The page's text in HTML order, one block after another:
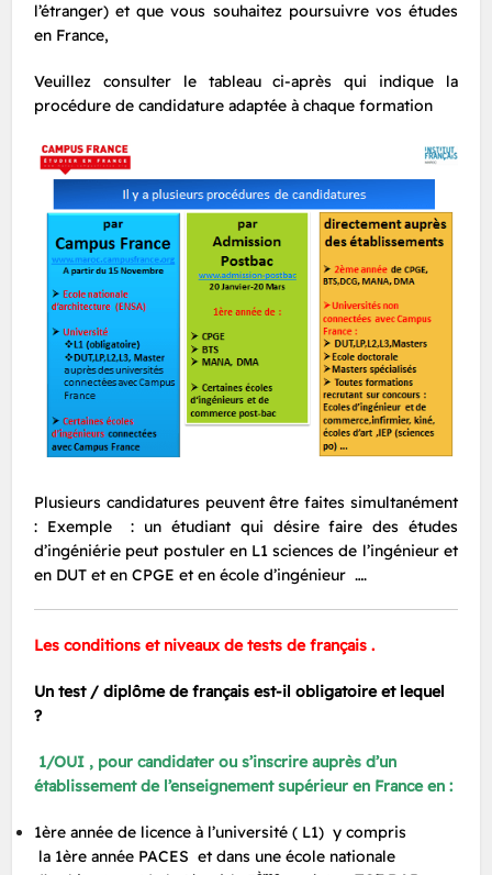
l’étranger) et que vous souhaitez poursuivre vos études
en France,
Veuillez consulter le tableau ci-après qui indique la
procédure de candidature adaptée à chaque formation
Plusieurs candidatures peuvent être faites simultanément
: Exemple : un étudiant qui désire faire des études
d’ingéniérie peut postuler en L1 sciences de l’ingénieur et
en DUT et en CPGE et en école d’ingénieur ….
Les conditions et niveaux de tests de français .
Un test / diplôme de français est-il obligatoire et lequel
?
1/OUI , pour candidater ou s’inscrire auprès d’un
établissement de l’enseignement supérieur en France en :
1ère année de licence à l’université ( L1) y compris
la 1ère année PACES et dans une école nationale